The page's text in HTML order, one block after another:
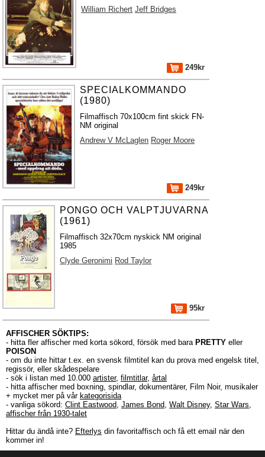
William Richert Jeff Bridges
249kr
SPECIALKOMMANDO
(1980)
Filmaffisch 70x100cm fint skick FN-
NM original
Andrew V McLaglen Roger Moore
249kr
PONGO OCH VALPTJUVARNA
(1961)
Filmaffisch 32x70cm nyskick NM original
1985
Clyde Geronimi Rod Taylor
95kr
AFFISCHER SÖKTIPS:
- hitta fler affischer med korta sökord, försök med bara PRETTY eller
POISON
- om du inte hittar t.ex. en svensk filmtitel kan du prova med engelsk titel,
regissör, eller skådespelare
- sök i listan med 10.000 artister, filmtitlar, årtal
- hitta affischer med boxning, spindlar, dokumentärer, Film Noir, musikaler
+ mycket mer på vår kategorisida
- vanliga sökord: Clint Eastwood, James Bond, Walt Disney, Star Wars,
affischer från 1930-talet
Hittar du ändå inte? Efterlys din favoritaffisch och få ett email när den
kommer in!